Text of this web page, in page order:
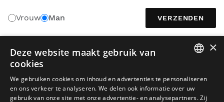
Vrouw Man VERZENDEN
NEDERLANDS
ENGLISH
×
Deze website maakt gebruik van
cookies
We gebruiken cookies om inhoud en advertenties te personaliseren
en ons verkeer te analyseren. We delen ook informatie over uw
gebruik van onze site met onze advertentie- en analysepartners. Zij